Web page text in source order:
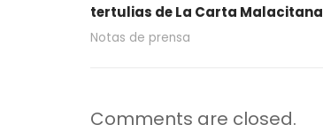
tertulias de La Carta Malacitana
Notas de prensa
Comments are closed.